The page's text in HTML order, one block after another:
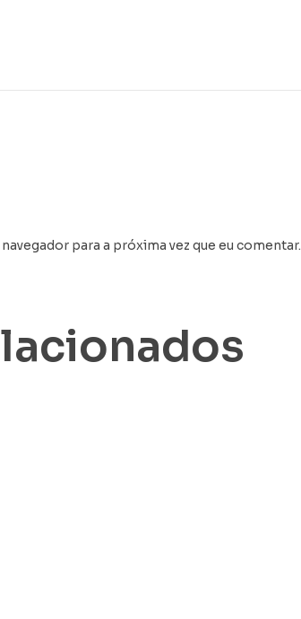
para a próxima vez que eu comentar.